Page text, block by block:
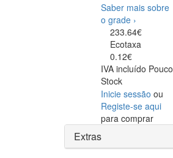
Saber mais sobre
o grade ›
233.64€
Ecotaxa
0.12€
IVA incluído Pouco
Stock
Inicie sessão ou
Registe-se aqui
para comprar
Extras